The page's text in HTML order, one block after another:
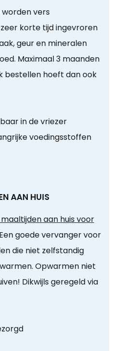
vers
korte tijd ingevroren
geur en mineralen
Maximaal 3 maanden
bestellen hoeft dan ook
in de vriezer
voedingsstoffen
AAN HUIS
aan huis voor
goede vervanger voor
die niet zelfstandig
Opwarmen niet
Dikwijls geregeld via